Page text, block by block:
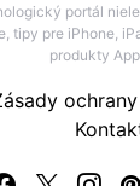
portál
tipy pre iPhone,
produkty